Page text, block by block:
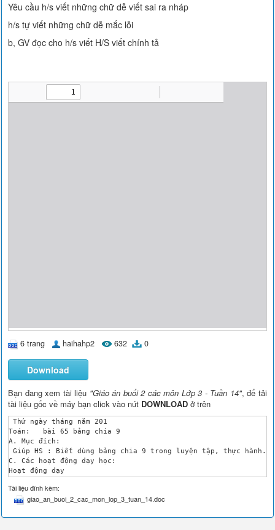
Yêu cầu h/s viết những chữ dễ viết sai ra nháp
h/s tự viết những chữ dễ mắc lỗi
b, GV đọc cho h/s viết H/S viết chính tả
6 trang haihahp2 632 0
Download
Bạn đang xem tài liệu "Giáo án buổi 2 các môn Lớp 3 - Tuần 14", để tải
tài liệu gốc về máy bạn click vào nút DOWNLOAD ở trên
Thứ ngày tháng năm 201
Toán:	bài 65 bảng chia 9
A. Mục đích:
Giúp HS : Biết dùng bảng chia 9 trong luyện tập, thực hành.
C. Các hoạt động dạy học:
Hoạt động dạy
tg
Hoạt động học
I. Ôn luyện:
-> HS + GV nhận xét.
Tài liệu đính kèm:
giao_an_buoi_2_cac_mon_lop_3_tuan_14.doc